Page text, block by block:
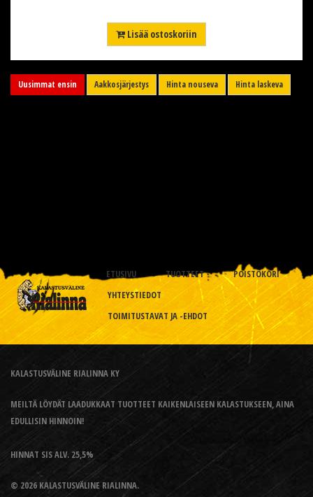
Lisää ostoskoriin
Uusimmat ensin Aakkosjärjestys Hinta nouseva Hinta laskeva
ETUSIVU TUOTTEET
POISTOKORI
YHTEYSTIEDOT
TOIMITUSTAVAT JA -EHDOT
KALASTUSVÄLINE RIALINNA KY
MEILTÄ LÖYDÄT LAADUKKAAT TUOTTEET KAIKENLAISEEN KALASTUKSEEN, AINA
EDULLISIN HINNOIN!
HINNAT SIS ALV. 25,5%
© 2026 KALASTUSVÄLINE RIALINNA.